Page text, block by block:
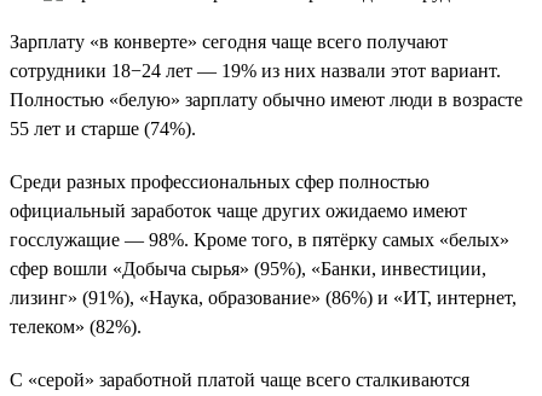
Зарплату «в конверте» сегодня чаще всего получают
сотрудники 18−24 лет — 19% из них назвали этот вариант.
Полностью «белую» зарплату обычно имеют люди в возрасте
55 лет и старше (74%).
Среди разных профессиональных сфер полностью
официальный заработок чаще других ожидаемо имеют
госслужащие — 98%. Кроме того, в пятёрку самых «белых»
сфер вошли «Добыча сырья» (95%), «Банки, инвестиции,
лизинг» (91%), «Наука, образование» (86%) и «ИТ, интернет,
телеком» (82%).
С «серой» заработной платой чаще всего сталкиваются